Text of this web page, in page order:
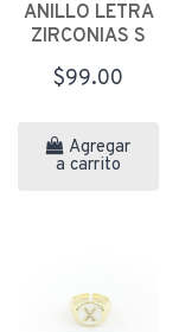
ANILLO LETRA
ZIRCONIAS S
$99.00
Agregar
a carrito